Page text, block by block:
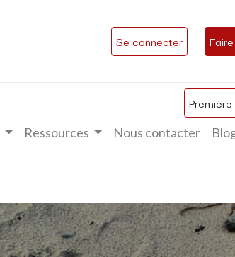
Se connecter
Ressources Nous contacter